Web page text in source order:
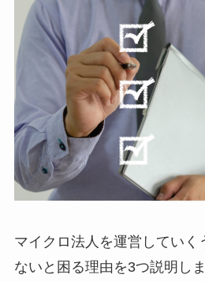
マイクロ法人を運営していく
ないと困る理由を3つ説明しま